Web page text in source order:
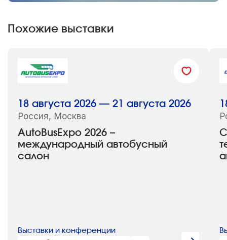
Похожие выставки
AutoBusExpo 2026 –
международный автобусный
салон
18 августа 2026 — 21 августа 2026
Россия, Москва
Выставки и конференции